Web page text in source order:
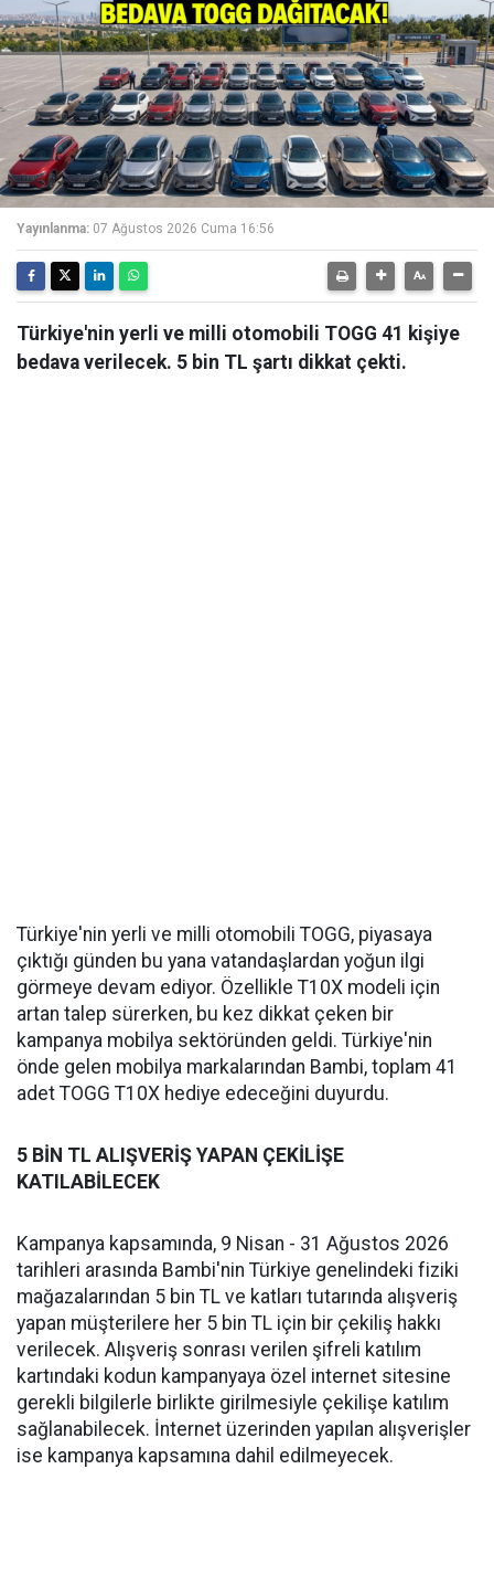
Yayınlanma: 07 Ağustos 2026 Cuma 16:56
Türkiye'nin yerli ve milli otomobili TOGG 41 kişiye
bedava verilecek. 5 bin TL şartı dikkat çekti.
Türkiye'nin yerli ve milli otomobili TOGG, piyasaya
çıktığı günden bu yana vatandaşlardan yoğun ilgi
görmeye devam ediyor. Özellikle T10X modeli için
artan talep sürerken, bu kez dikkat çeken bir
kampanya mobilya sektöründen geldi. Türkiye'nin
önde gelen mobilya markalarından Bambi, toplam 41
adet TOGG T10X hediye edeceğini duyurdu.
5 BİN TL ALIŞVERİŞ YAPAN ÇEKİLİŞE
KATILABİLECEK
Kampanya kapsamında, 9 Nisan - 31 Ağustos 2026
tarihleri arasında Bambi'nin Türkiye genelindeki fiziki
mağazalarından 5 bin TL ve katları tutarında alışveriş
yapan müşterilere her 5 bin TL için bir çekiliş hakkı
verilecek. Alışveriş sonrası verilen şifreli katılım
kartındaki kodun kampanyaya özel internet sitesine
gerekli bilgilerle birlikte girilmesiyle çekilişe katılım
sağlanabilecek. İnternet üzerinden yapılan alışverişler
ise kampanya kapsamına dahil edilmeyecek.